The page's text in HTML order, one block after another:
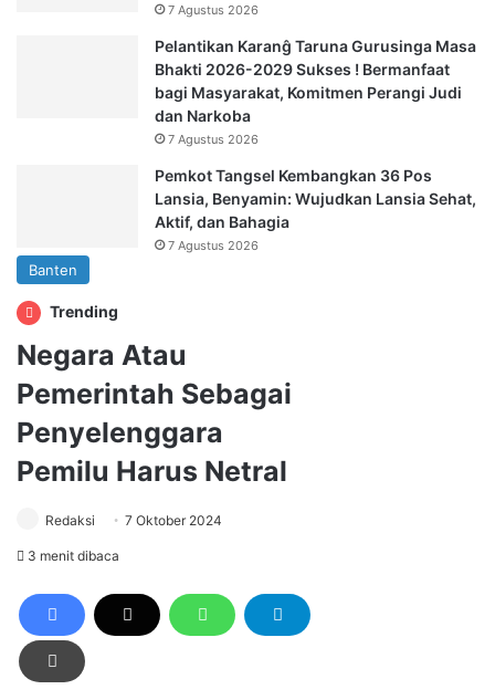
7 Agustus 2026
Pelantikan Karanĝ Taruna Gurusinga Masa
Bhakti 2026-2029 Sukses ! Bermanfaat
bagi Masyarakat, Komitmen Perangi Judi
dan Narkoba
7 Agustus 2026
Pemkot Tangsel Kembangkan 36 Pos
Lansia, Benyamin: Wujudkan Lansia Sehat,
Aktif, dan Bahagia
7 Agustus 2026